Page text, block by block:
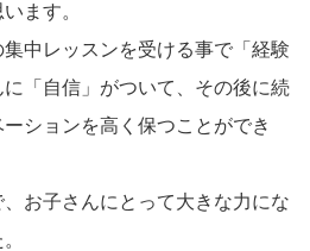
ます。
中レッスンを受ける事で「経験
「自信」がついて、その後に続
ションを高く保つことができ
お子さんにとって大きな力にな